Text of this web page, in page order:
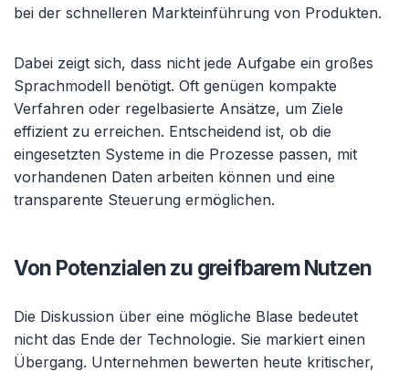
bei der schnelleren Markteinführung von Produkten.
Dabei zeigt sich, dass nicht jede Aufgabe ein großes
Sprachmodell benötigt. Oft genügen kompakte
Verfahren oder regelbasierte Ansätze, um Ziele
effizient zu erreichen. Entscheidend ist, ob die
eingesetzten Systeme in die Prozesse passen, mit
vorhandenen Daten arbeiten können und eine
transparente Steuerung ermöglichen.
Von Potenzialen zu greifbarem Nutzen
Die Diskussion über eine mögliche Blase bedeutet
nicht das Ende der Technologie. Sie markiert einen
Übergang. Unternehmen bewerten heute kritischer,